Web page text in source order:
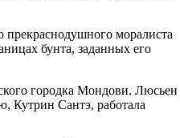
прекраснодушного моралиста
бунта, заданных его
городка Мондови. Люсьен
Кутрин Сантэ, работала